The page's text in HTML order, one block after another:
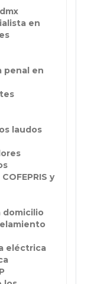
en
penal en
laudos
y
domicilio
eléctrica